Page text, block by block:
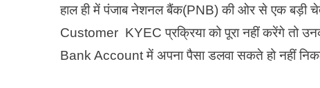
हाल ही में पंजाब नेशनल बैंक(PNB) की ओर से एक बड़ी
Customer KYEC प्रक्रिया को पूरा नहीं करेंगे तो
Bank Account में अपना पैसा डलवा सकते हो नहीं